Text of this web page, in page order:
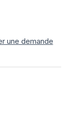
une demande